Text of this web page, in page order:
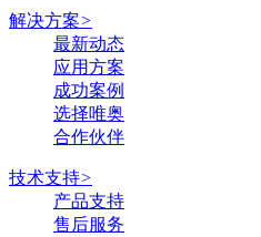
解决方案>
最新动态
应用方案
成功案例
选择唯奥
合作伙伴
技术支持>
产品支持
售后服务